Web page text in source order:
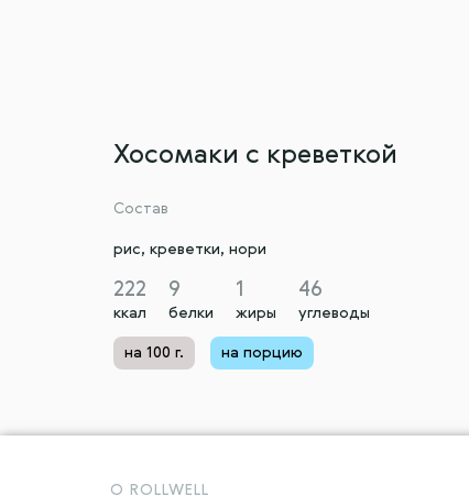
Хосомаки с креветкой
Состав
рис, креветки, нори
222
ккал
9
белки
1
жиры
46
углеводы
на 100 г. на порцию
O ROLLWELL